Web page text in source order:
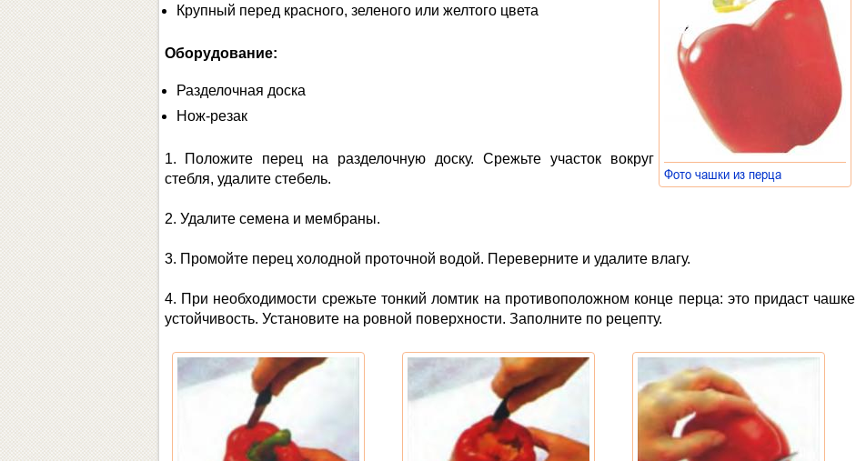
Фото чашки из перца
Крупный перед красного, зеленого или желтого цвета
Оборудование:
Разделочная доска
Нож-резак
1. Положите перец на разделочную доску. Срежьте участок вокруг
стебля, удалите стебель.
2. Удалите семена и мембраны.
3. Промойте перец холодной проточной водой. Переверните и удалите влагу.
4. При необходимости срежьте тонкий ломтик на противоположном конце перца: это придаст чашке
устойчивость. Установите на ровной поверхности. Заполните по рецепту.